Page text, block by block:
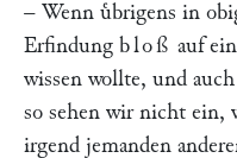
– Wenn uͤbrigens in
Erfindung bloß auf
wissen wollte, und
so sehen wir nicht ein,
irgend jemanden